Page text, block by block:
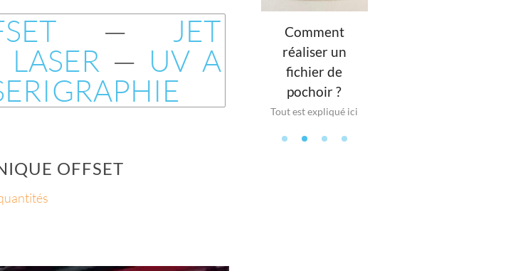
— JET
LASER — UV A
OFFSET
papiers recyclés
Fabriqués en France
Papier éco-
conçu en France
À petit prix !
Comment
réaliser un
fichier de
pochoir ?
Tout est expliqué ici